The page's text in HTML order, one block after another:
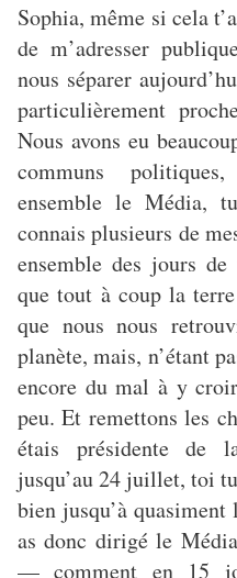
Sophia, même si cela
de m’adresser
nous séparer
particulièrement
Nous avons eu
communs
ensemble le Média,
connais plusieurs de
ensemble des jours
que tout à coup la
que nous nous
planète, mais, n’étant
encore du mal à y
peu. Et remettons les
étais présidente de
jusqu’au 24 juillet, toi
bien jusqu’à
as donc dirigé le
— comment en 15